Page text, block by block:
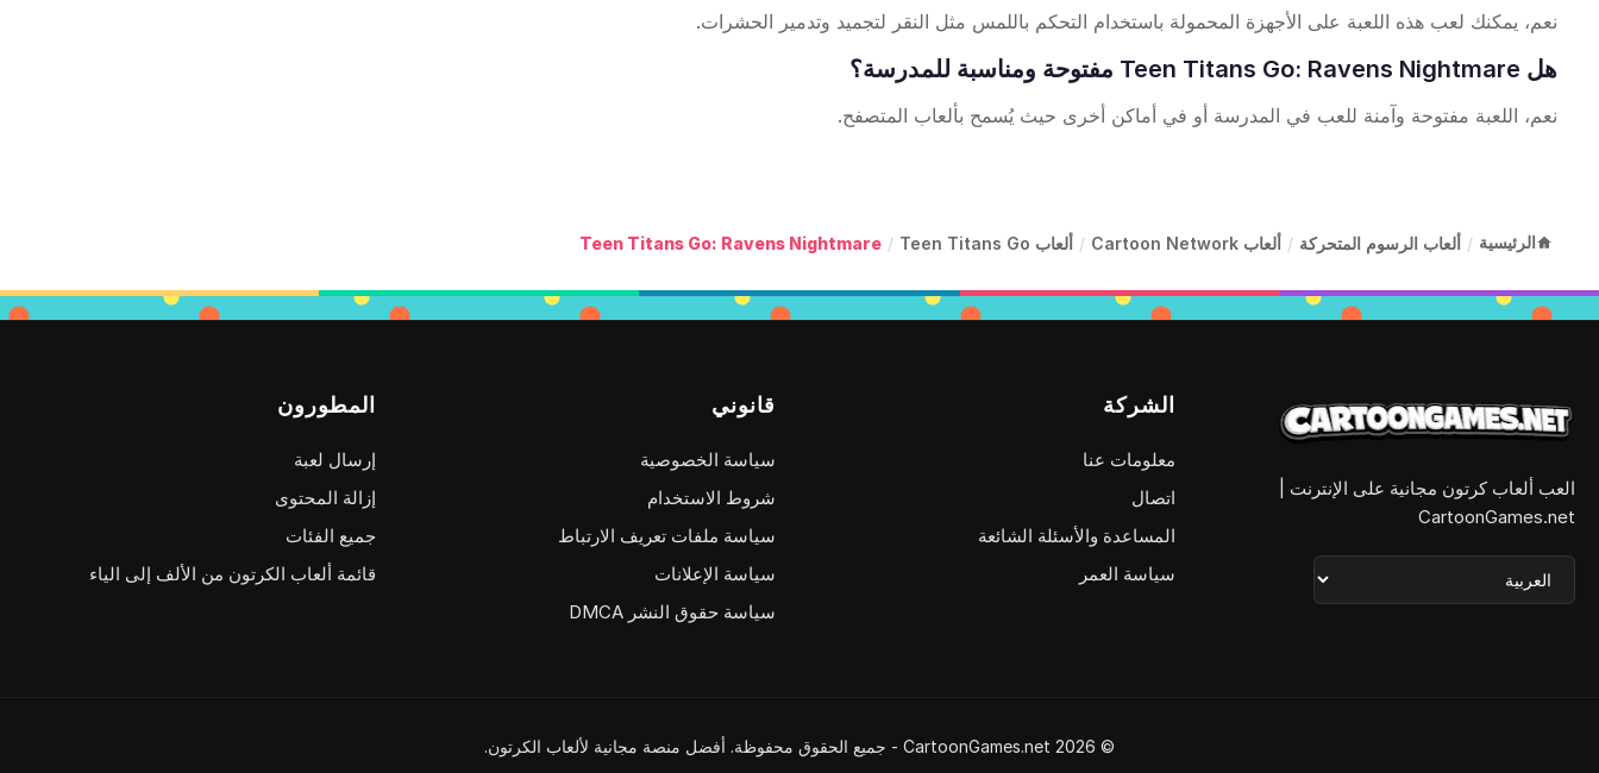
نعم، يمكنك لعب هذه اللعبة على الأجهزة المحمولة باستخدام التحكم باللمس مثل النقر لتجميد وتدمير الحشرات.
هل Teen Titans Go: Ravens Nightmare مفتوحة ومناسبة للمدرسة؟
نعم، اللعبة مفتوحة وآمنة للعب في المدرسة أو في أماكن أخرى حيث يُسمح بألعاب المتصفح.
الرئيسية / ألعاب الرسوم المتحركة / ألعاب Cartoon Network / ألعاب Teen Titans Go /
Teen Titans Go: Ravens Nightmare
العب ألعاب كرتون مجانية على الإنترنت |
CartoonGames.net
الشركة
معلومات عنا
اتصال
المساعدة والأسئلة الشائعة
سياسة العمر
قانوني
سياسة الخصوصية
شروط الاستخدام
سياسة ملفات تعريف الارتباط
سياسة الإعلانات
سياسة حقوق النشر DMCA
المطورون
إرسال لعبة
إزالة المحتوى
جميع الفئات
قائمة ألعاب الكرتون من الألف إلى الياء
© 2026 CartoonGames.net - جميع الحقوق محفوظة. أفضل منصة مجانية لألعاب الكرتون.